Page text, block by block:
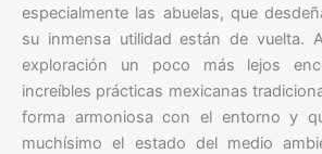
especialmente las abuelas, que
su inmensa utilidad están de vuelta.
exploración un poco más lejos
increíbles prácticas mexicanas
forma armoniosa con el entorno y
muchísimo el estado del medio